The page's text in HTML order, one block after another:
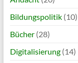
Bildungspolitik(10)
Bücher(28)
Digitalisierung(14)